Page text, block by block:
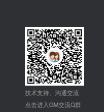
技术支持、沟通交流
点击进入GM交流Q群